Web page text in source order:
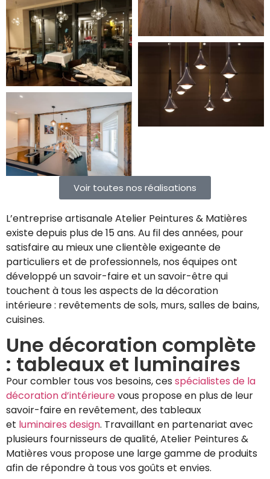
Voir toutes nos réalisations
L’entreprise artisanale Atelier Peintures & Matières
existe depuis plus de 15 ans. Au fil des années, pour
satisfaire au mieux une clientèle exigeante de
particuliers et de professionnels, nos équipes ont
développé un savoir-faire et un savoir-être qui
touchent à tous les aspects de la décoration
intérieure : revêtements de sols, murs, salles de bains,
cuisines.
Une décoration complète
: tableaux et luminaires
Pour combler tous vos besoins, ces spécialistes de la
décoration d’intérieurevous propose en plus de leur
savoir-faire en revêtement, des tableaux
et luminaires design. Travaillant en partenariat avec
plusieurs fournisseurs de qualité, Atelier Peintures &
Matières vous propose une large gamme de produits
afin de répondre à tous vos goûts et envies.